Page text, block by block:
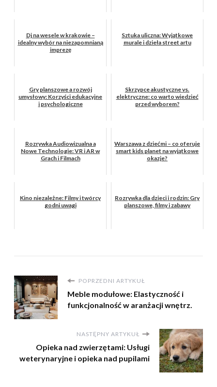
Dj na wesele w krakowie –
idealny wybór na niezapomnianą
imprezę
Sztuka uliczna: Wyjątkowe
murale i dzieła street artu
Gry planszowe a rozwój
umysłowy: Korzyści edukacyjne
i psychologiczne
Skrzypce akustyczne vs.
elektryczne: co warto wiedzieć
przed wyborem?
Rozrywka Audiowizualna a
Nowe Technologie: VR i AR w
Grach i Filmach
Warszawa z dziećmi – co oferuje
smart kids planet na wyjątkowe
okazje?
Kino niezależne: Filmy i twórcy
godni uwagi
Rozrywka dla dzieci i rodzin: Gry
planszowe, filmy i zabawy
POPRZEDNI ARTYKUŁ
Meble modułowe: Elastyczność i
funkcjonalność w aranżacji wnętrz.
NASTĘPNY ARTYKUŁ
Opieka nad zwierzętami: Usługi
weterynaryjne i opieka nad pupilami